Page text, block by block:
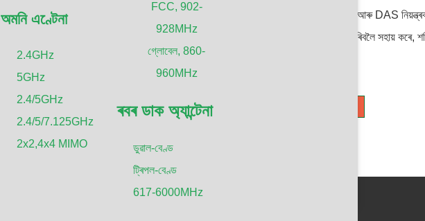
অমনি এণ্টেনা
2.4GHz
5GHz
2.4/5GHz
2.4/5/7.125GHz
2x2,4x4 MIMO
FCC, 902-
928MHz
গ্লোবেল, 860-
960MHz
ৰবৰ ডাক অ্যান্টেনা
ডুৱাল-বেণ্ড
ট্ৰিপল-বেণ্ড
617-6000MHz
আৰু নগৰ পৰিৱেশ। এই এণ্টেনাসমূহ সাধাৰণতে পোল, পথৰ পোহৰ বা ছাদত স্থাপন কৰা হয় আৰু DAS
এইবোৰ বাহ্যিক পৰিৱেশৰ চেলেঞ্জসমূহ, যেনে সংকেতৰ হস্তক্ষেপ আৰু বাধাসমূহ, অতিক্ৰম কৰিবলৈ সহায় কৰে,
বিশ্বাসযোগ্য 5G সংকেত প্ৰদান কৰি ব্যৱহাৰকাৰীসকলৰ আশেপাশত।.
কোট চাওক